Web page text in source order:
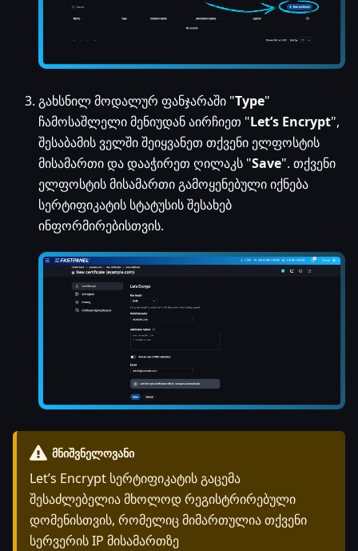
გახსნილ მოდალურ ფანჯარაში "Type"
ჩამოსაშლელი მენიუდან აირჩიეთ "Let’s Encrypt",
შესაბამის ველში შეიყვანეთ თქვენი ელფოსტის
მისამართი და დააჭირეთ ღილაკს "Save". თქვენი
ელფოსტის მისამართი გამოყენებული იქნება
სერტიფიკატის სტატუსის შესახებ
ინფორმირებისთვის.
ᲛᲜᲘᲨᲕᲜᲔᲚᲝᲕᲐᲜᲘ
Let’s Encrypt სერტიფიკატის გაცემა
შესაძლებელია მხოლოდ რეგისტრირებული
დომენისთვის, რომელიც მიმართულია თქვენი
სერვერის IP მისამართზე